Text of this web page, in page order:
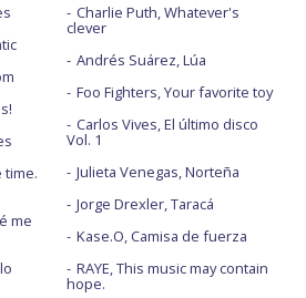
time.
me
Charlie Puth, Whatever's
clever
Andrés Suárez, Lúa
Foo Fighters, Your favorite toy
Carlos Vives, El último disco
Vol. 1
Julieta Venegas, Norteña
Jorge Drexler, Taracá
Kase.O, Camisa de fuerza
RAYE, This music may contain
hope.